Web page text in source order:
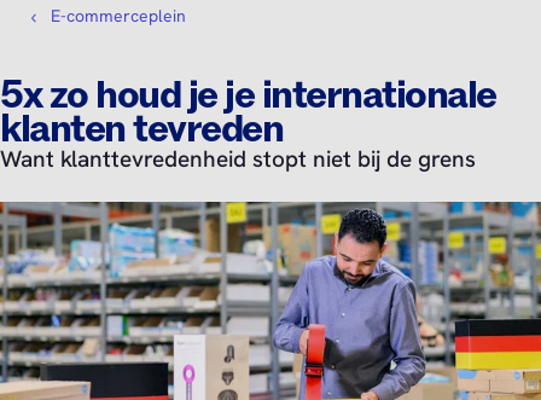
E-commerceplein
5x zo houd je je internationale
klanten tevreden
Want klanttevredenheid stopt niet bij de grens